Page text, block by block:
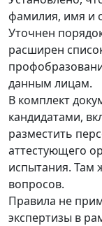
фамилия, имя и
Уточнен
расширен
данным лицам.
В комплект
кандидатами,
разместить
аттестующего
испытания. Там
вопросов.
Правила не
экспертизы в